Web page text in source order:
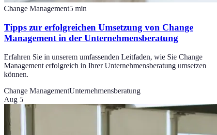
Change Management5 min
Tipps zur erfolgreichen Umsetzung von Change
Management in der Unternehmensberatung
Erfahren Sie in unserem umfassenden Leitfaden, wie Sie Change
Management erfolgreich in Ihrer Unternehmensberatung umsetzen
können.
Change ManagementUnternehmensberatung
Aug 5